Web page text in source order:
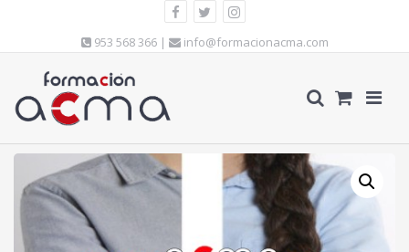
953 568 366 | info@formacionacma.com